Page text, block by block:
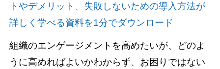
トやデメリット、失敗しないための導入方法が
詳しく学べる資料を1分でダウンロード
組織のエンゲージメントを高めたいが、どのよ
うに高めればよいかわからず、お困りではない